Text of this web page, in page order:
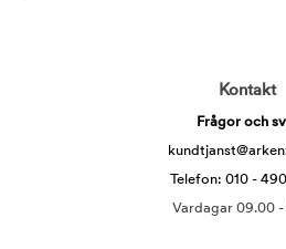
Kontakt
Frågor och
Telefon: 010 -
Vardagar 09.00 -